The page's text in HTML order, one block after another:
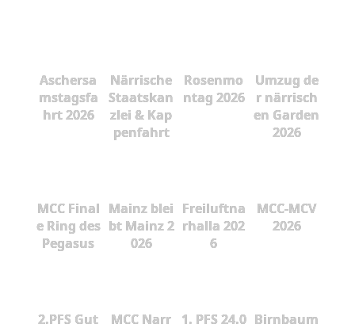
Aschersa
mstagsfa
hrt 2026
Närrische
Staatskan
zlei & Kap
penfahrt
Rosenmo
ntag 2026
Umzug de
r närrisch
en Garden
2026
MCC Final
e Ring des
Pegasus
Mainz blei
bt Mainz 2
026
Freiluftna
rhalla 202
6
MCC-MCV
2026
2.PFS Gut
MCC Narr
1. PFS 24.0 Birnbaum